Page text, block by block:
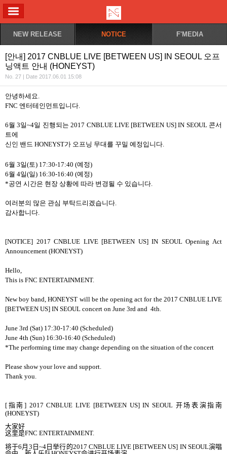
NEW RELEASE NOTICE F'MEDIA
[안내] 2017 CNBLUE LIVE [BETWEEN US] IN SEOUL 오프
닝액트 안내 (HONEYST)
No. 27 | Date 2017.06.01 15:08
안녕하세요.
FNC 엔터테인먼트입니다.
6월 3일~4일 진행되는 2017 CNBLUE LIVE [BETWEEN US] IN SEOUL 콘서
트에
신인 밴드 HONEYST가 오프닝 무대를 꾸밀 예정입니다.
6월 3일(토) 17:30-17:40 (예정)
6월 4일(일) 16:30-16:40 (예정)
*공연 시간은 현장 상황에 따라 변경될 수 있습니다.
여러분의 많은 관심 부탁드리겠습니다.
감사합니다.
[NOTICE] 2017 CNBLUE LIVE [BETWEEN US] IN SEOUL Opening Act
Announcement (HONEYST)
Hello,
This is FNC ENTERTAINMENT.
New boy band, HONEYST will be the opening act for the 2017 CNBLUE LIVE
[BETWEEN US] IN SEOUL concert on June 3rd and 4th.
June 3rd (Sat) 17:30-17:40 (Scheduled)
June 4th (Sun) 16:30-16:40 (Scheduled)
*The performing time may change depending on the situation of the concert
Please show your love and support.
Thank you.
[ 指南] 2017 CNBLUE LIVE [BETWEEN US] IN SEOUL 开场 表演指南
(HONEYST)
大家好
这里是FNC ENTERTAINMENT.
将于6月 3 日 ~4日举行的2017 CNBLUE LIVE [BETWEEN US] IN SEOUL演唱